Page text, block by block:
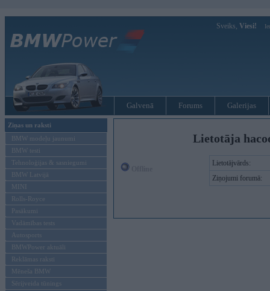
Sveiks, Viesi!
Galvenā Forums Galerijas
Ziņas un raksti
BMW modeļu jaunumi
BMW testi
Tehnoloģijas & sasniegumi
BMW Latvijā
MINI
Rolls-Royce
Pasākumi
Vadāmības tests
Autosports
BMWPower aktuāli
Reklāmas raksti
Mēneša BMW
Sērijveida tūnings
Lietotāja
Lietotājvārds:
Ziņojumi forumā: